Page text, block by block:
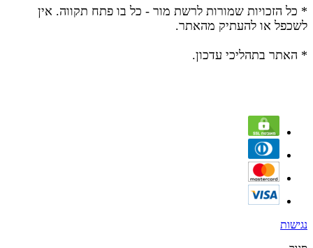
* כל הזכויות שמורות לרשת מור - כל בו פתח תקווה. אין
לשכפל או להעתיק מהאתר.
* האתר בתהליכי עדכון.
נגישות